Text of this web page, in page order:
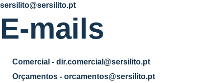
sersilito@sersilito.pt
E-mails
Comercial - dir.comercial@sersilito.pt
Orçamentos - orcamentos@sersilito.pt